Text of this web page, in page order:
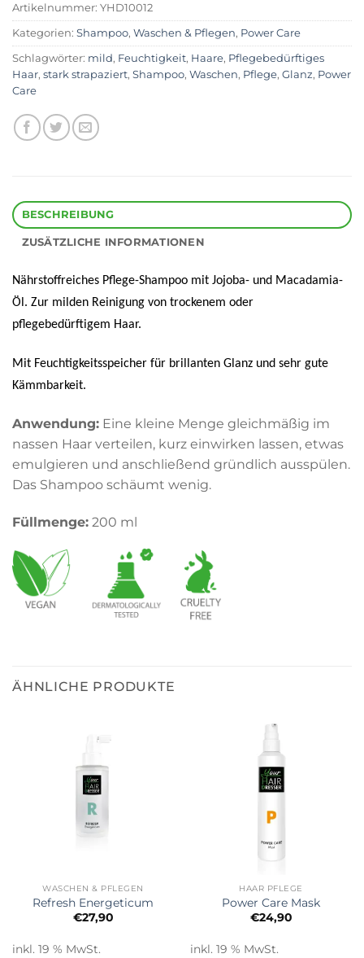
Artikelnummer: YHD10012
Kategorien: Shampoo, Waschen & Pflegen, Power Care
Schlagwörter: mild, Feuchtigkeit, Haare, Pflegebedürftiges
Haar, stark strapaziert, Shampoo, Waschen, Pflege, Glanz, Power
Care
BESCHREIBUNG
ZUSÄTZLICHE INFORMATIONEN
Nährstoffreiches Pflege-Shampoo mit Jojoba- und Macadamia-
Öl. Zur milden Reinigung von trockenem oder
pflegebedürftigem Haar.
Mit Feuchtigkeitsspeicher für brillanten Glanz und sehr gute
Kämmbarkeit.
Anwendung: Eine kleine Menge gleichmäßig im
nassen Haar verteilen, kurz einwirken lassen, etwas
emulgieren und anschließend gründlich ausspülen.
Das Shampoo schäumt wenig.
Füllmenge: 200 ml
ÄHNLICHE PRODUKTE
WASCHEN & PFLEGEN
Refresh Energeticum
€27,90
inkl. 19 % MwSt.
HAAR PFLEGE
Power Care Mask
€24,90
inkl. 19 % MwSt.